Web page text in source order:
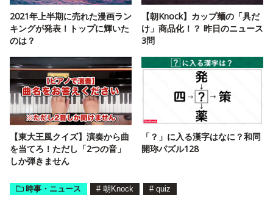
2021年上半期に売れた漫画ラン
キングが発表！トップに輝いた
のは？
【朝Knock】カップ麺の「具だ
け」商品化！？ 昨日のニュース
3問
【東大王風クイズ】演奏から曲
を当てろ！ただし「2つの音」
しか弾きません
「？」に入る漢字はなに？和同
開珎パズル128
時事・ニュース # 朝Knock # quiz